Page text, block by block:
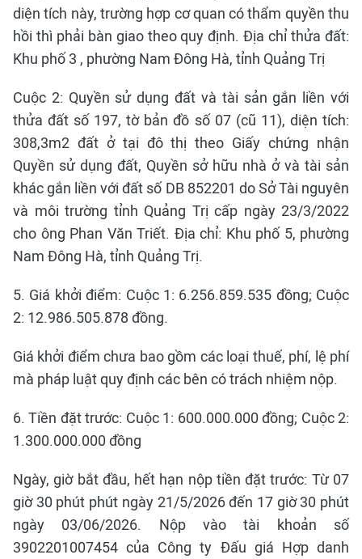
diện tích này, trường hợp cơ quan có thẩm quyền thu
hồi thì phải bàn giao theo quy định. Địa chỉ thửa đất:
Khu phố 3 , phường Nam Đông Hà, tỉnh Quảng Trị
Cuộc 2: Quyền sử dụng đất và tài sản gắn liền với
thửa đất số 197, tờ bản đồ số 07 (cũ 11), diện tích:
308,3m2 đất ở tại đô thị theo Giấy chứng nhận
Quyền sử dụng đất, Quyền sở hữu nhà ở và tài sản
khác gắn liền với đất số DB 852201 do Sở Tài nguyên
và môi trường tỉnh Quảng Trị cấp ngày 23/3/2022
cho ông Phan Văn Triết. Địa chỉ: Khu phố 5, phường
Nam Đông Hà, tỉnh Quảng Trị.
5. Giá khởi điểm: Cuộc 1: 6.256.859.535 đồng; Cuộc
2: 12.986.505.878 đồng.
Giá khởi điểm chưa bao gồm các loại thuế, phí, lệ phí
mà pháp luật quy định các bên có trách nhiệm nộp.
6. Tiền đặt trước: Cuộc 1: 600.000.000 đồng; Cuộc 2:
1.300.000.000 đồng
Ngày, giờ bắt đầu, hết hạn nộp tiền đặt trước: Từ 07
giờ 30 phút phút ngày 21/5/2026 đến 17 giờ 30 phút
ngày 03/06/2026. Nộp vào tài khoản số
3902201007454 của Công ty Đấu giá Hợp danh